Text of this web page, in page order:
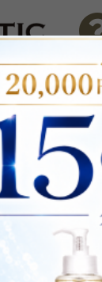
ポゼ クリ
問い
物でポイン
ール ラ